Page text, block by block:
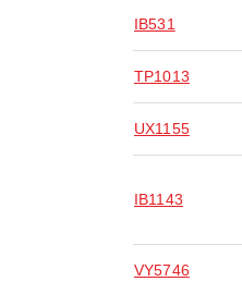
IB531
TP1013
UX1155
IB1143
VY5746